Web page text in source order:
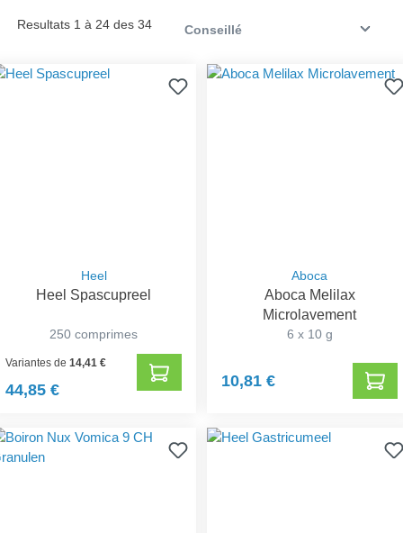
Resultats 1 à 24 des 34
Heel
Heel Spascupreel
250 comprimes
Variantes de14,41 €
44,85 €
Aboca
Aboca Melilax
Microlavement
6 x 10 g
10,81 €